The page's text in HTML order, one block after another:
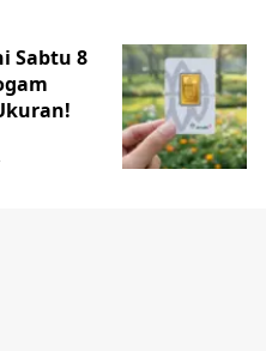
Sabtu 8